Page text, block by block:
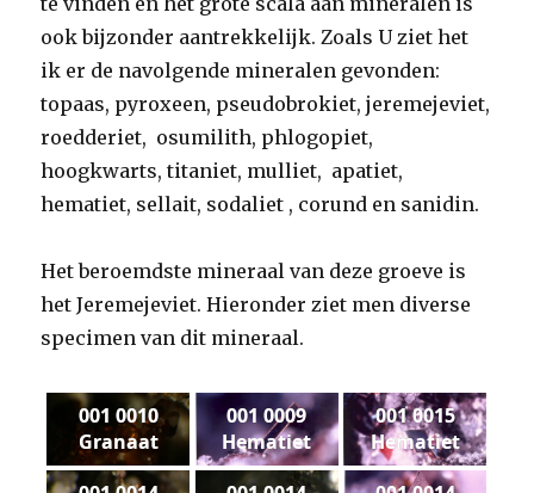
ook bijzonder aantrekkelijk. Zoals U ziet het
ik er de navolgende mineralen gevonden:
topaas, pyroxeen, pseudobrokiet, jeremejeviet,
roedderiet, osumilith, phlogopiet,
hoogkwarts, titaniet, mulliet, apatiet,
hematiet, sellait, sodaliet , corund en sanidin.
Het beroemdste mineraal van deze groeve is
het Jeremejeviet. Hieronder ziet men diverse
specimen van dit mineraal.
001 0010
Granaat
001 0009
Hematiet
001 0015
Hematiet